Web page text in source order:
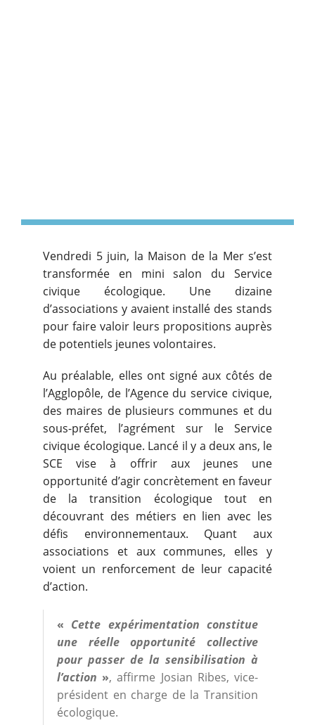
Vendredi 5 juin, la Maison de la Mer s’est
transformée en mini salon du Service
civique écologique. Une dizaine
d’associations y avaient installé des stands
pour faire valoir leurs propositions auprès
de potentiels jeunes volontaires.
Au préalable, elles ont signé aux côtés de
l’Agglopôle, de l’Agence du service civique,
des maires de plusieurs communes et du
sous-préfet, l’agrément sur le Service
civique écologique. Lancé il y a deux ans, le
SCE vise à offrir aux jeunes une
opportunité d’agir concrètement en faveur
de la transition écologique tout en
découvrant des métiers en lien avec les
défis environnementaux. Quant aux
associations et aux communes, elles y
voient un renforcement de leur capacité
d’action.
« Cette expérimentation constitue
une réelle opportunité collective
pour passer de la sensibilisation à
l’action », affirme Josian Ribes, vice-
président en charge de la Transition
écologique.